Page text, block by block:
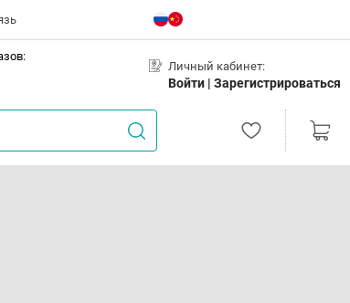
Личный кабинет:
Войти | Зарегистрироваться